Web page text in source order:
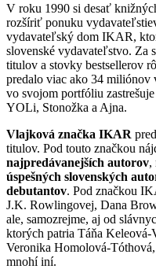
V roku 1990 si desať
rozšíriť ponuku
vydavateľský dom IKAR,
slovenské vydavateľstvo. Za
titulov a stovky bestsellerov
predalo viac ako 34
vo svojom portfóliu
YOLi, Stonožka a Ajna.
Vlajková značka IKAR
titulov. Pod touto značkou
najpredávanejších autorov,
úspešných slovenských
debutantov. Pod značkou
J.K. Rowlingovej, Dana
ale, samozrejme, aj od
ktorých patria Táňa Keleová-
Veronika Homolová-
mnohí iní.